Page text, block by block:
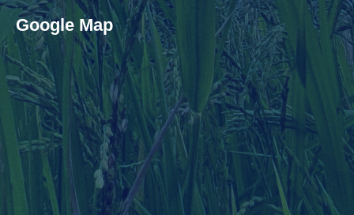
Google Map